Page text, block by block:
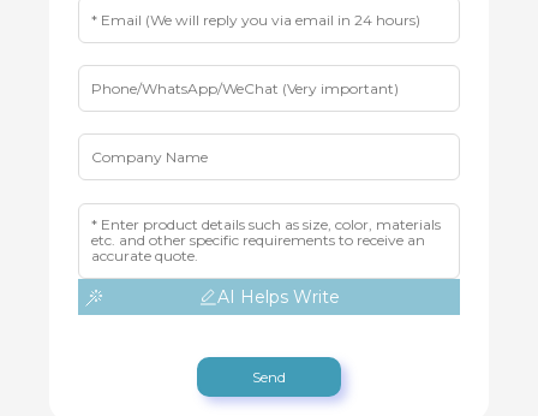
AI Helps Write
Send